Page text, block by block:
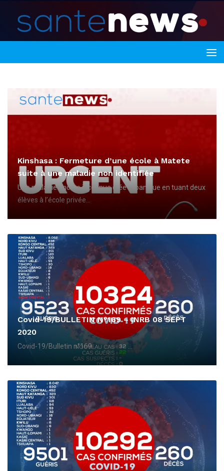
Kinshasa : Fermeture d’une école à Matete
suite à une maladie non identifiée
Une maladie encore inconnue crée la panique en tuant deux
élèves à l’école privée...
Covid-19/BULLETIN N°169 – INRB 08 SEPT
2020
Covid-19/Bulletin n°169 ...